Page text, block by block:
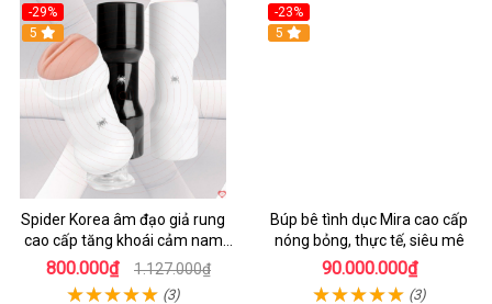
-29%
5
Spider Korea âm đạo giả rung
cao cấp tăng khoái cảm nam
giới SHP46
800.000₫ 1.127.000₫
(3)
-23%
5
Búp bê tình dục Mira cao cấp
nóng bỏng, thực tế, siêu mê
90.000.000₫
(3)